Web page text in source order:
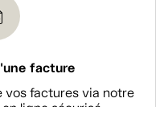
facture
vos factures via notre
ligne sécurisé.